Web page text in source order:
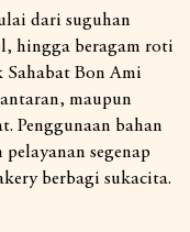
dari suguhan
hingga beragam roti
Sahabat Bon Ami
maupun
Penggunaan bahan
segenap
berbagi sukacita.